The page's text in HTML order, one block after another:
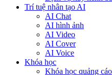
Trí tuệ nhân tạo AI
AI Chat
AI hình ảnh
AI Video
AI Cover
AI Voice
Khóa học
Khóa học quảng